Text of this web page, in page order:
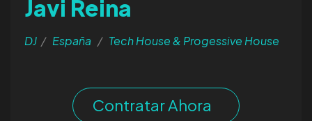
Javi Reina
DJ / España / Tech House & Progessive House
Contratar Ahora